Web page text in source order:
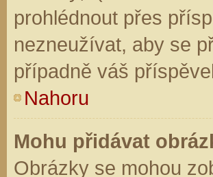
prohlédnout přes
nezneužívat, aby se
případně váš
Nahoru
Mohu přidávat
Obrázky se mohou